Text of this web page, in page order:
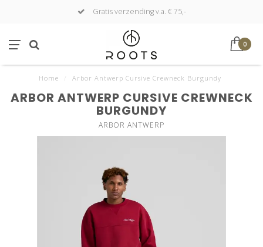
Gratis verzending v.a. € 75,-
0
Home Arbor Antwerp Cursive Crewneck Burgundy
ARBOR ANTWERP CURSIVE CREWNECK
BURGUNDY
ARBOR ANTWERP